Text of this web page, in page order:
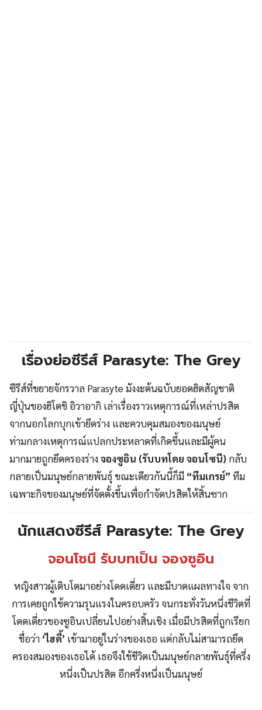
เรื่องย่อซีรีส์ Parasyte: The Grey
ซีรีส์ที่ขยายจักรวาล Parasyte มังงะต้นฉบับยอดฮิตสัญชาติ
ญี่ปุ่นของฮิโตชิ อิวาอากิ เล่าเรื่องราวเหตุการณ์ที่เหล่าปรสิต
จากนอกโลกบุกเข้ายึดร่าง และควบคุมสมองของมนุษย์
ท่ามกลางเหตุการณ์แปลกประหลาดที่เกิดขึ้นและมีผู้คน
มากมายถูกยึดครองร่างจองซูอิน (รับบทโดย จอนโซนี) กลับ
กลายเป็นมนุษย์กลายพันธุ์ ขณะเดียวกันนี้ก็มี “ทีมเกรย์” ทีม
เฉพาะกิจของมนุษย์ที่จัดตั้งขึ้นเพื่อกำจัดปรสิตให้สิ้นซาก
นักแสดงซีรีส์ Parasyte: The Grey
จอนโซนี รับบทเป็น จองซูอิน
หญิงสาวผู้เติบโตมาอย่างโดดเดี่ยว และมีบาดแผลทางใจ จาก
การเคยถูกใช้ความรุนแรงในครอบครัว จนกระทั่งวันหนึ่งชีวิตที่
โดดเดี่ยวของซูอินเปลี่ยนไปอย่างสิ้นเชิง เมื่อมีปรสิตที่ถูกเรียก
ชื่อว่า ‘ไฮดี้’ เข้ามาอยู่ในร่างของเธอ แต่กลับไม่สามารถยึด
ครองสมองของเธอได้ เธอจึงใช้ชีวิตเป็นมนุษย์กลายพันธุ์ที่ครึ่ง
หนึ่งเป็นปรสิต อีกครึ่งหนึ่งเป็นมนุษย์